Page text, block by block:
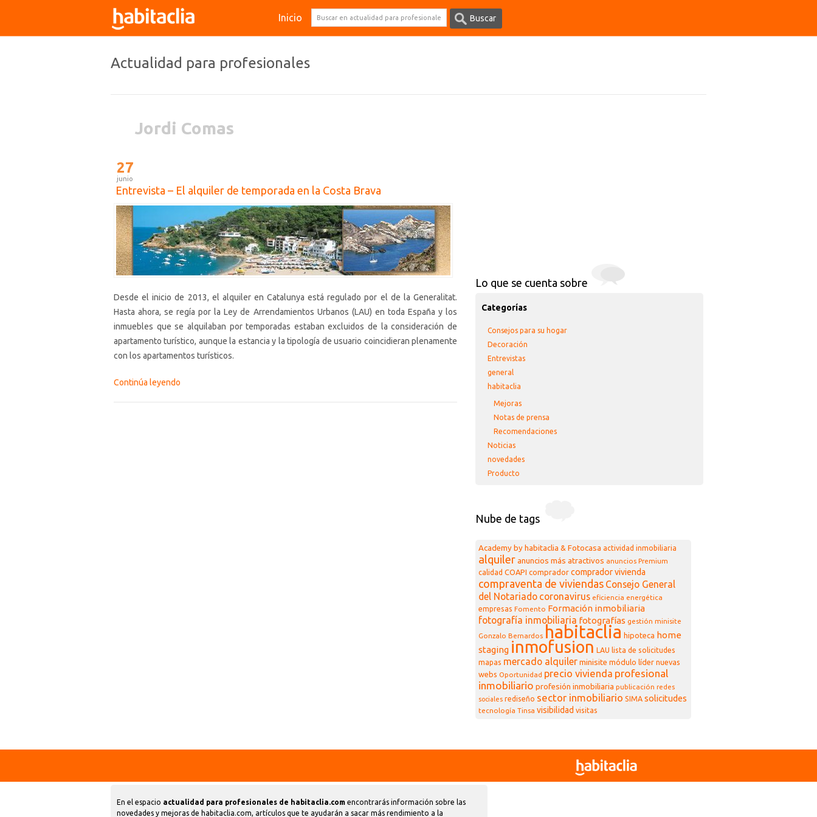
Inicio
Actualidad para profesionales
Jordi Comas
27
junio
Entrevista – El alquiler de temporada en la Costa Brava
Desde el inicio de 2013, el alquiler en Catalunya está regulado por el de la Generalitat.
Hasta ahora, se regía por la Ley de Arrendamientos Urbanos (LAU) en toda España y los
inmuebles que se alquilaban por temporadas estaban excluidos de la consideración de
apartamento turístico, aunque la estancia y la tipología de usuario coincidieran plenamente
con los apartamentos turísticos.
Continúa leyendo
Lo que se cuenta sobre
Categorías
Consejos para su hogar
Decoración
Entrevistas
general
habitaclia
Mejoras
Notas de prensa
Recomendaciones
Noticias
novedades
Producto
Nube de tags
Academy by habitaclia & Fotocasa actividad inmobiliaria
alquiler anuncios más atractivos anuncios Premium
calidad COAPI comprador comprador vivienda
compraventa de viviendas Consejo General
del Notariado coronavirus eficiencia energética
empresas Fomento Formación inmobiliaria
fotografía inmobiliaria fotografías gestión minisite
Gonzalo Bernardos habitaclia hipoteca home
staging inmofusion LAU lista de solicitudes
mapas mercado alquiler minisite módulo líder nuevas
webs Oportunidad precio vivienda profesional
inmobiliario profesión inmobiliaria publicación redes
sociales rediseño sector inmobiliario SIMA solicitudes
tecnología Tinsa visibilidad visitas
En el espacio actualidad para profesionales de habitaclia.com encontrarás información sobre las
novedades y mejoras de habitaclia.com, artículos que te ayudarán a sacar más rendimiento a la